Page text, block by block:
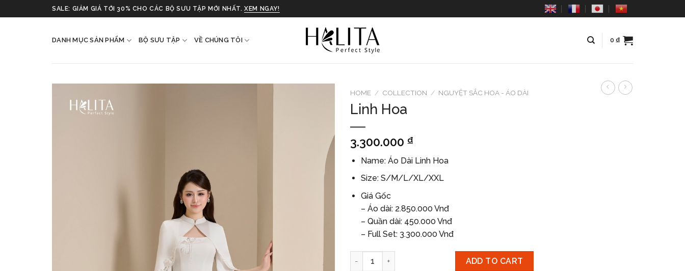
to
SALE: GIẢM GIÁ TỚI 30% CHO CÁC BỘ SƯU TẬP MỚI NHẤT.XEM NGAY!
DANH MỤC SẢN PHẨM BỘ SƯU TẬP VỀ CHÚNG TÔI 0₫
HOME / COLLECTION / NGUYỆT SẮC HOA - ÁO DÀI
Linh Hoa
3.300.000 ₫
Name: Áo Dài Linh Hoa
Size: S/M/L/XL/XXL
Giá Gốc
– Áo dài: 2.850.000 Vnđ
– Quần dài: 450.000 Vnđ
– Full Set: 3.300.000 Vnđ
ADD TO CART